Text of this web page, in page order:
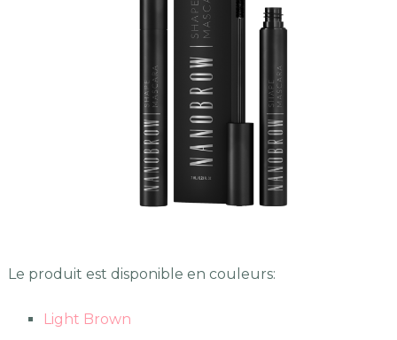
Le produit est disponible en couleurs:
Light Brown